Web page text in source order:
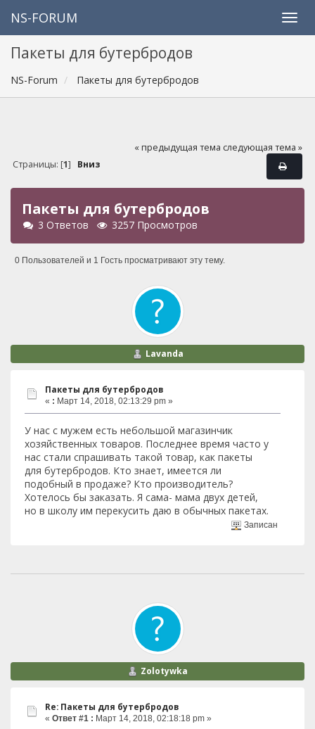
NS-FORUM
Пакеты для бутербродов
NS-Forum Пакеты для бутербродов
« предыдущая тема следующая тема »
Страницы: [1] Вниз
Пакеты для бутербродов
3 Ответов 3257 Просмотров
0 Пользователей и 1 Гость просматривают эту тему.
Lavanda
Пакеты для бутербродов
« : Март 14, 2018, 02:13:29 pm »
У нас с мужем есть небольшой магазинчик
хозяйственных товаров. Последнее время часто у
нас стали спрашивать такой товар, как пакеты
для бутербродов. Кто знает, имеется ли
подобный в продаже? Кто производитель?
Хотелось бы заказать. Я сама- мама двух детей,
но в школу им перекусить даю в обычных пакетах.
Записан
Zolotywka
Re: Пакеты для бутербродов
« Ответ #1 : Март 14, 2018, 02:18:18 pm »